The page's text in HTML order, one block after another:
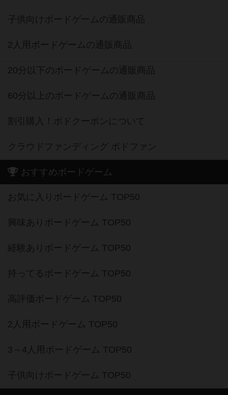
子供向けボードゲームの通販商品
2人用ボードゲームの通販商品
20分以下のボードゲームの通販商品
60分以上のボードゲームの通販商品
割引購入！ボドクーポンについて
クラウドファンディング ボドファン
おすすめボードゲーム
お気に入りボードゲーム TOP50
興味ありボードゲーム TOP50
経験ありボードゲーム TOP50
持ってるボードゲーム TOP50
高評価ボードゲーム TOP50
2人用ボードゲーム TOP50
3～4人用ボードゲーム TOP50
子供向けボードゲーム TOP50